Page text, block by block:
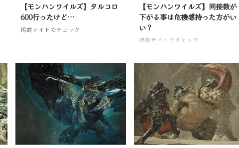
【モンハンワイルズ】タルコロ
600行ったけど…
掲載サイトでチェック
【モンハンワイルズ】同接数が
下がる事は危機感持った方がい
い？
掲載サイトでチェック